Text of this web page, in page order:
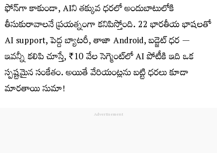
ఫోన్‌గా కాకుండా, AIని తక్కువ ధరలో అందుబాటులోకి
తీసుకురావాలనే ప్రయత్నంగా కనిపిస్తోంది. 22 భారతీయ భాషలతో
AI support, పెద్ద బ్యాటరీ, తాజా Android, బడ్జెట్‌ ధర —
ఇవన్నీ కలిపి చూస్తే, ₹10 వేల సెగ్మెంట్‌లో AI పోటీకి ఇది ఒక
స్పష్టమైన సంకేతం. అయితే వేరియంట్లను బట్టి ధరలు కూడా
మారతాయి సుమా!